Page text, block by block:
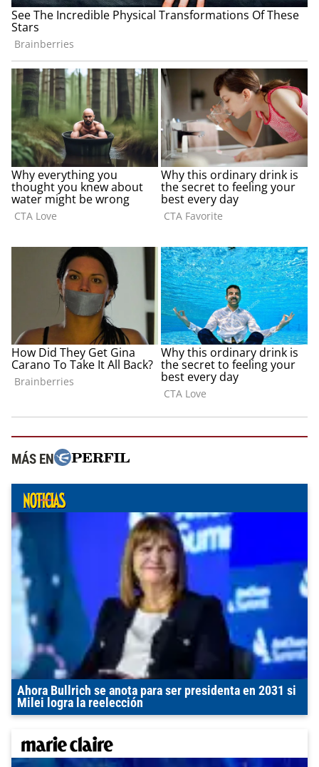
MÁS EN
Ahora Bullrich se anota para ser presidenta en 2031 si
Milei logra la reelección